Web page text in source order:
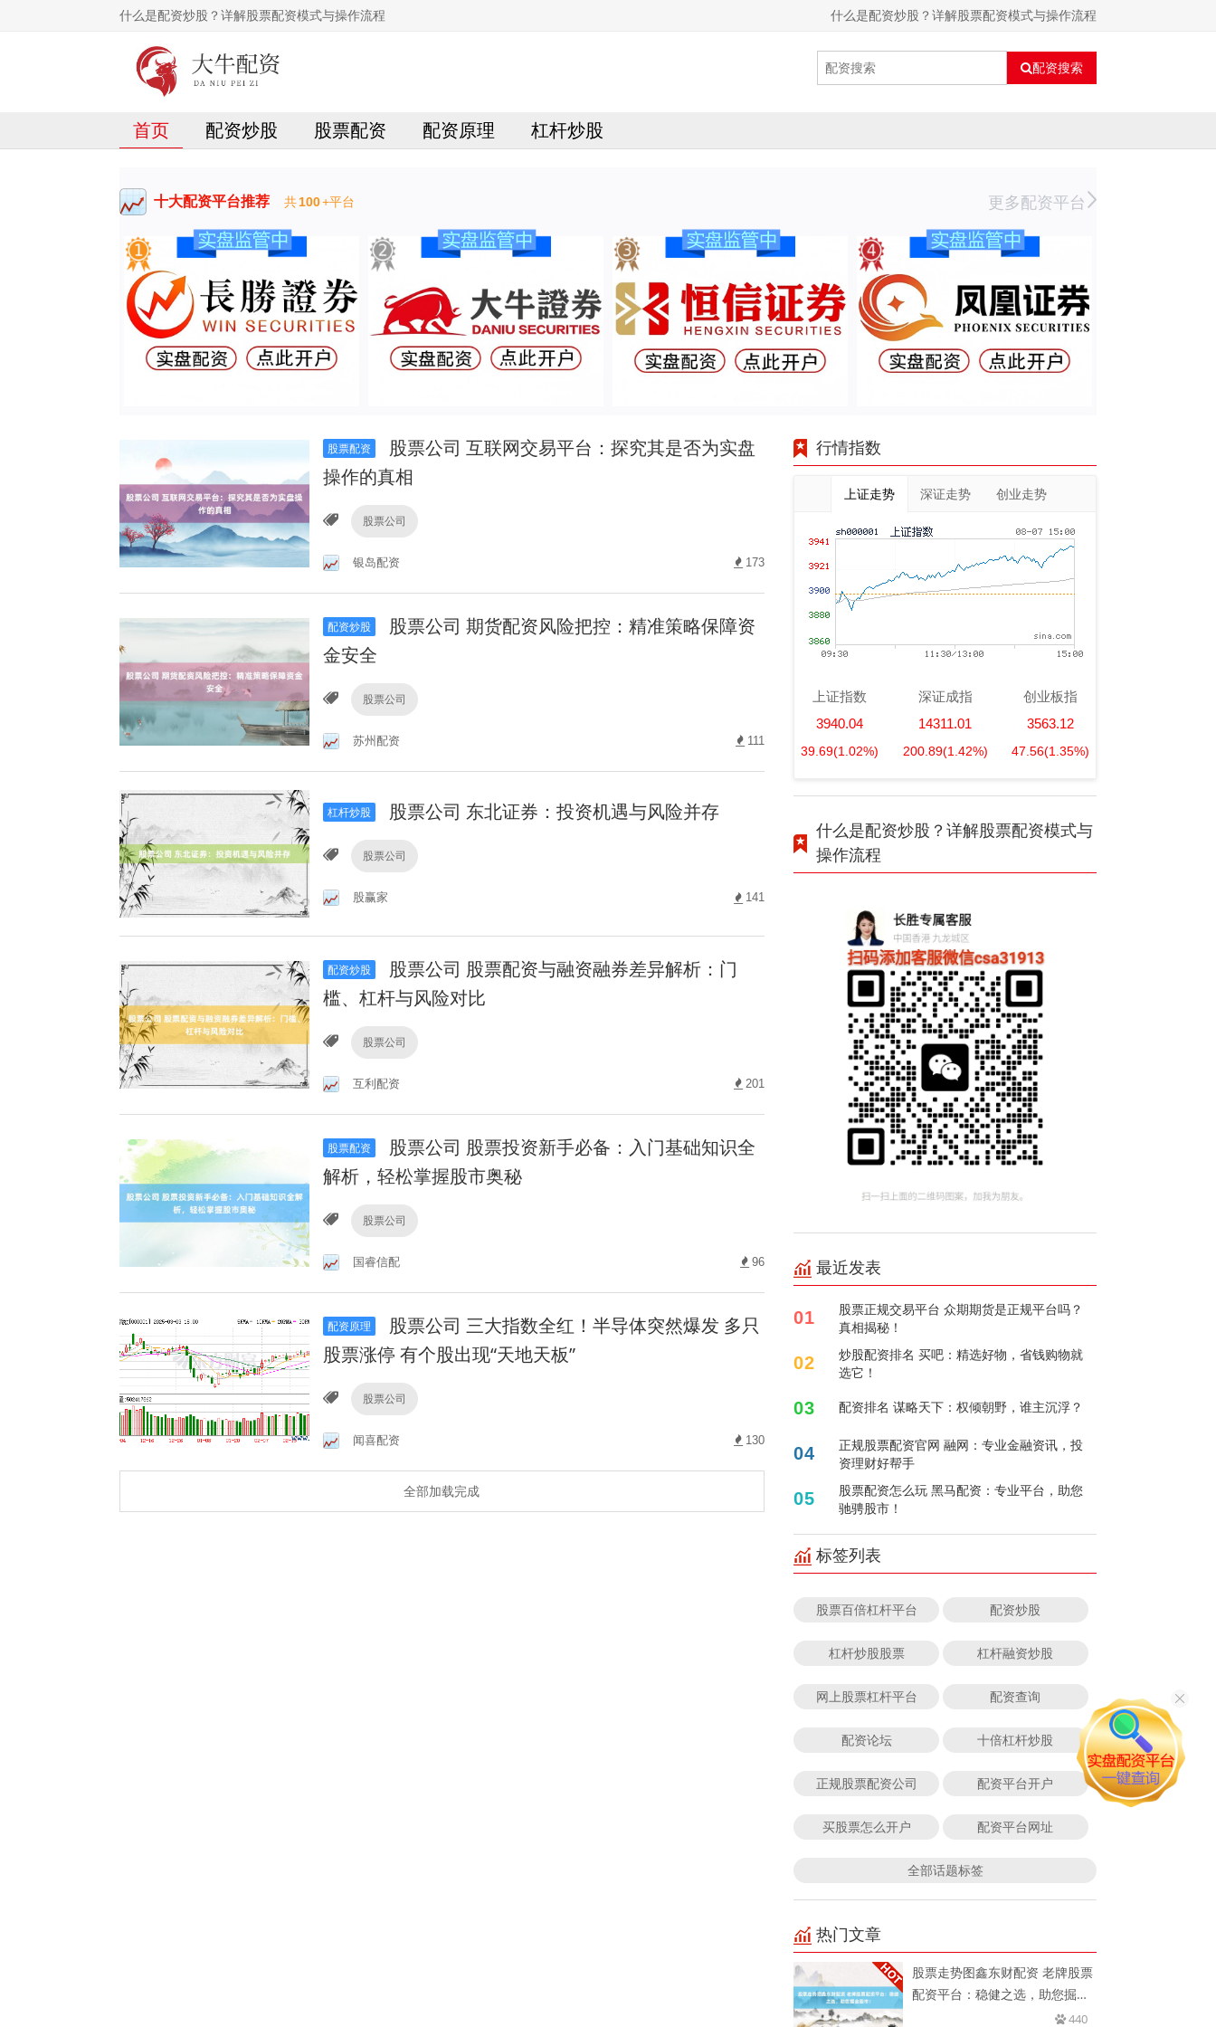
什么是配资炒股？详解股票配资模式与操作流程 什么是配资炒股？详解股票配资模式与操作流程
配资搜索
首页 配资炒股 股票配资 配资原理 杠杆炒股
十大配资平台推荐 共100+平台 更多配资平台
股票配资
股票公司 互联网交易平台：探究其是否为实盘
操作的真相
股票公司
银岛配资 173
配资炒股
股票公司 期货配资风险把控：精准策略保障资
金安全
股票公司
苏州配资 111
杠杆炒股 股票公司 东北证券：投资机遇与风险并存
股票公司
股赢家 141
配资炒股
股票公司 股票配资与融资融券差异解析：门
槛、杠杆与风险对比
股票公司
互利配资 201
股票配资
股票公司 股票投资新手必备：入门基础知识全
解析，轻松掌握股市奥秘
股票公司
国睿信配 96
配资原理
股票公司 三大指数全红！半导体突然爆发 多只
股票涨停 有个股出现“天地天板”
股票公司
闻喜配资 130
全部加载完成
行情指数
上证走势 深证走势 创业走势
上证指数
3940.04
39.69(1.02%)
深证成指
14311.01
200.89(1.42%)
创业板指
3563.12
47.56(1.35%)
什么是配资炒股？详解股票配资模式与
操作流程
最近发表
01
股票正规交易平台 众期期货是正规平台吗？
真相揭秘！
02
炒股配资排名 买吧：精选好物，省钱购物就
选它！
03 配资排名 谋略天下：权倾朝野，谁主沉浮？
04
正规股票配资官网 融网：专业金融资讯，投
资理财好帮手
05
股票配资怎么玩 黑马配资：专业平台，助您
驰骋股市！
标签列表
股票百倍杠杆平台 配资炒股
杠杆炒股股票 杠杆融资炒股
网上股票杠杆平台 配资查询
配资论坛 十倍杠杆炒股
正规股票配资公司 配资平台开户
买股票怎么开户 配资平台网址
全部话题标签
热门文章
股票走势图鑫东财配资 老牌股票
配资平台：稳健之选，助您掘金
440